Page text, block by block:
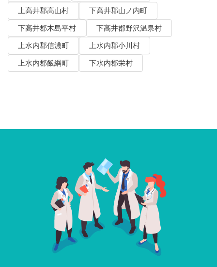
上高井郡高山村
下高井郡山ノ内町
下高井郡木島平村
下高井郡野沢温泉村
上水内郡信濃町
上水内郡小川村
上水内郡飯綱町
下水内郡栄村